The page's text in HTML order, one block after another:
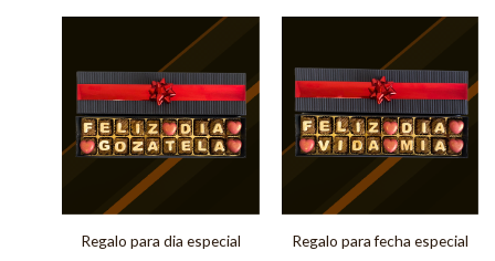
Regalo para dia especial Regalo para fecha especial